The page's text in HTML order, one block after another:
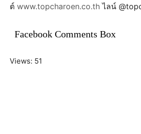
ต์ www.topcharoen.co.th ไลน์
Facebook Comments Box
Views: 51